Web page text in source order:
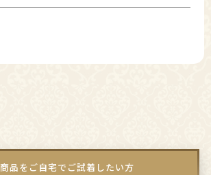
品をご自宅でご試着したい方